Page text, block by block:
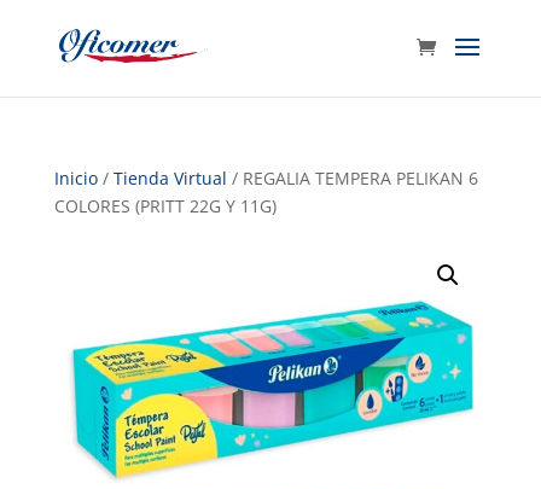
Inicio/ Tienda Virtual / REGALIA TEMPERA PELIKAN 6
COLORES (PRITT 22G Y 11G)